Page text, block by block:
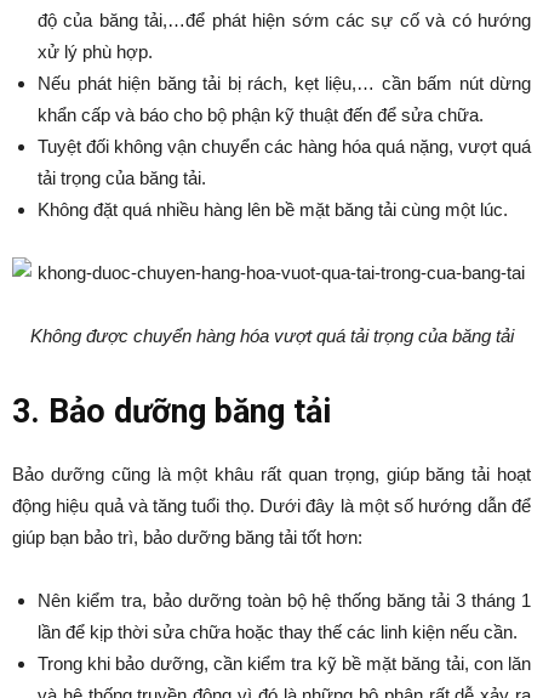
độ của băng tải,…để phát hiện sớm các sự cố và có hướng
xử lý phù hợp.
Nếu phát hiện băng tải bị rách, kẹt liệu,… cần bấm nút dừng
khẩn cấp và báo cho bộ phận kỹ thuật đến để sửa chữa.
Tuyệt đối không vận chuyển các hàng hóa quá nặng, vượt quá
tải trọng của băng tải.
Không đặt quá nhiều hàng lên bề mặt băng tải cùng một lúc.
Không được chuyển hàng hóa vượt quá tải trọng của băng tải
3. Bảo dưỡng băng tải
Bảo dưỡng cũng là một khâu rất quan trọng, giúp băng tải hoạt
động hiệu quả và tăng tuổi thọ. Dưới đây là một số hướng dẫn để
giúp bạn bảo trì, bảo dưỡng băng tải tốt hơn:
Nên kiểm tra, bảo dưỡng toàn bộ hệ thống băng tải 3 tháng 1
lần để kịp thời sửa chữa hoặc thay thế các linh kiện nếu cần.
Trong khi bảo dưỡng, cần kiểm tra kỹ bề mặt băng tải, con lăn